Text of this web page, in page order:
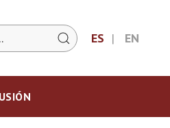
ES EN